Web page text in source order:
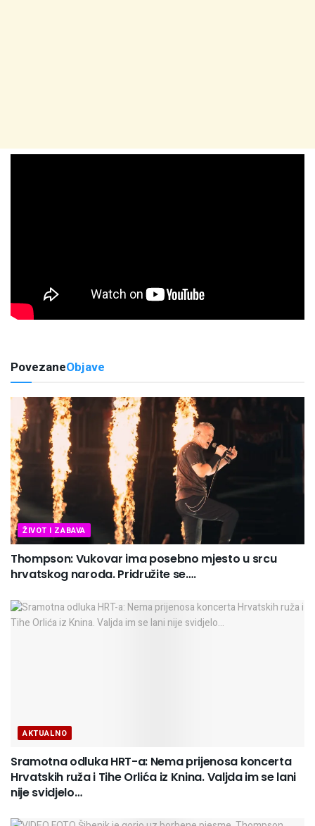
PovezaneObjave
ŽIVOT I ZABAVA
Thompson: Vukovar ima posebno mjesto u srcu
hrvatskog naroda. Pridružite se….
AKTUALNO
Sramotna odluka HRT-a: Nema prijenosa koncerta
Hrvatskih ruža i Tihe Orlića iz Knina. Valjda im se lani
nije svidjelo…